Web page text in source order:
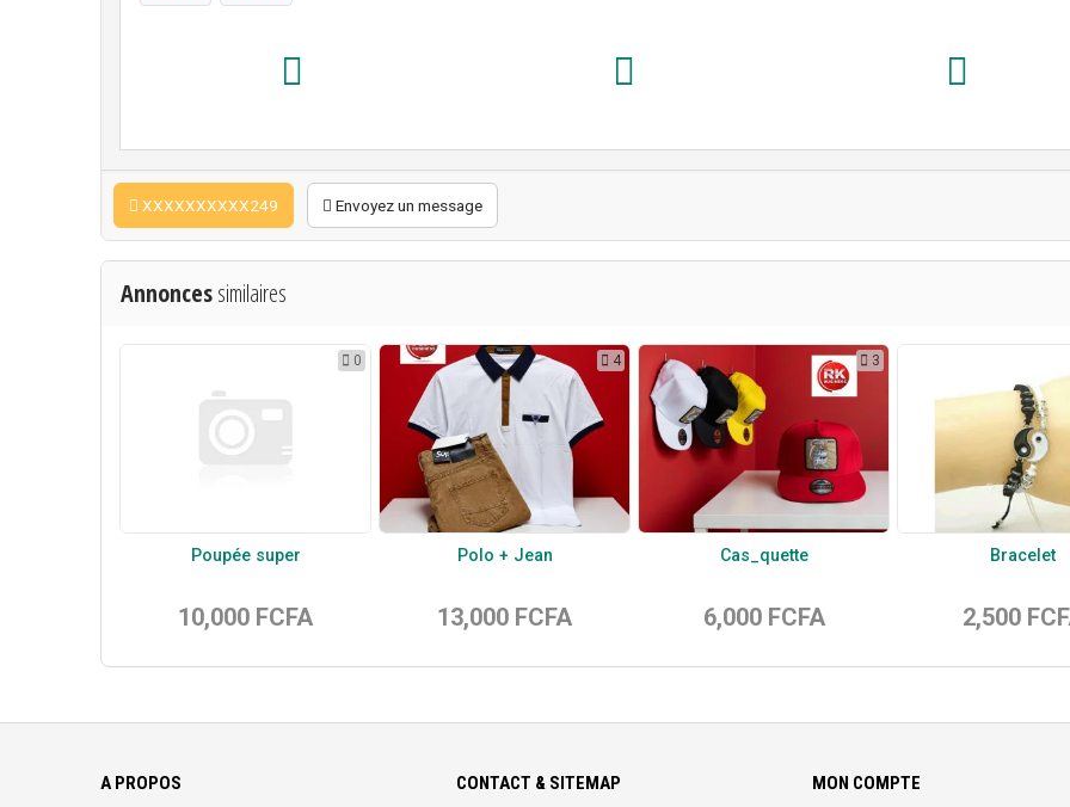
XXXXXXXXXX249 Envoyez un message
Annoncessimilaires
0
Poupée super
10,000 FCFA
4
Polo + Jean
13,000 FCFA
3
Cas_quette
6,000 FCFA
Bracelet
2,500
A PROPOS CONTACT & SITEMAP MON COMPTE